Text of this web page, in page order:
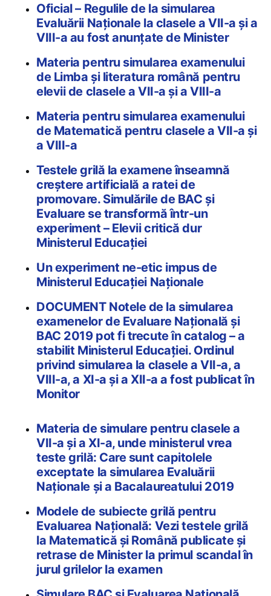
Oficial – Regulile de la simularea
Evaluării Naționale la clasele a VII-a și a
VIII-a au fost anunțate de Minister
Materia pentru simularea examenului
de Limba și literatura română pentru
elevii de clasele a VII-a și a VIII-a
Materia pentru simularea examenului
de Matematică pentru clasele a VII-a și
a VIII-a
Testele grilă la examene înseamnă
creștere artificială a ratei de
promovare. Simulările de BAC și
Evaluare se transformă într-un
experiment – Elevii critică dur
Ministerul Educației
Un experiment ne-etic impus de
Ministerul Educației Naționale
DOCUMENT Notele de la simularea
examenelor de Evaluare Națională și
BAC 2019 pot fi trecute în catalog – a
stabilit Ministerul Educației. Ordinul
privind simularea la clasele a VII-a, a
VIII-a, a XI-a și a XII-a a fost publicat în
Monitor
Materia de simulare pentru clasele a
VII-a și a XI-a, unde ministerul vrea
teste grilă: Care sunt capitolele
exceptate la simularea Evaluării
Naționale și a Bacalaureatului 2019
Modele de subiecte grilă pentru
Evaluarea Națională: Vezi testele grilă
la Matematică și Română publicate și
retrase de Minister la primul scandal în
jurul grilelor la examen